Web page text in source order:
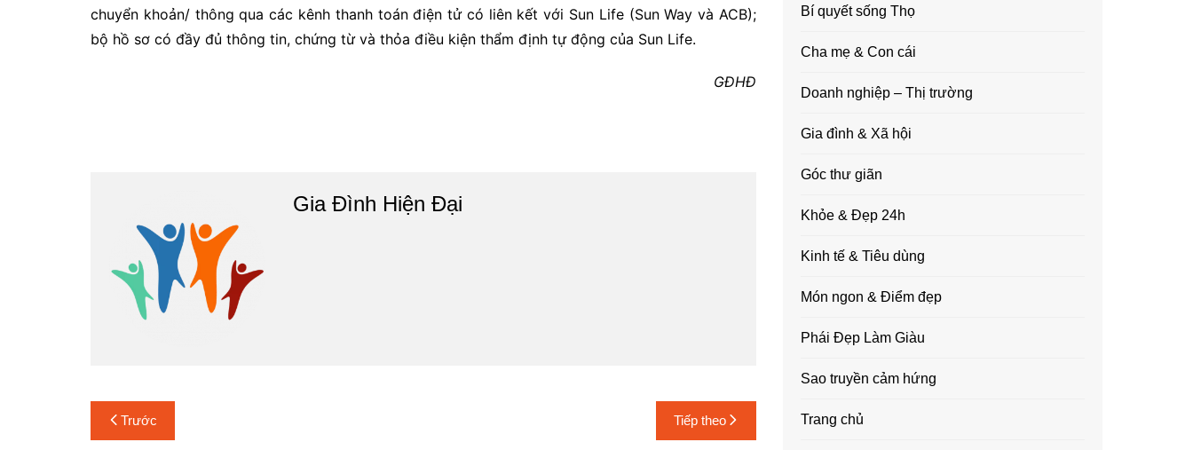
chuyển khoản/ thông qua các kênh thanh toán điện tử có liên kết với Sun Life (Sun Way và ACB);
bộ hồ sơ có đầy đủ thông tin, chứng từ và thỏa điều kiện thẩm định tự động của Sun Life.
GĐHĐ
Gia Đình Hiện Đại
Điều
Trước Tiếp theo
Bí quyết sống Thọ
Cha mẹ & Con cái
Doanh nghiệp – Thị trường
Gia đình & Xã hội
Góc thư giãn
Khỏe & Đẹp 24h
Kinh tế & Tiêu dùng
Món ngon & Điểm đẹp
Phái Đẹp Làm Giàu
Sao truyền cảm hứng
Trang chủ